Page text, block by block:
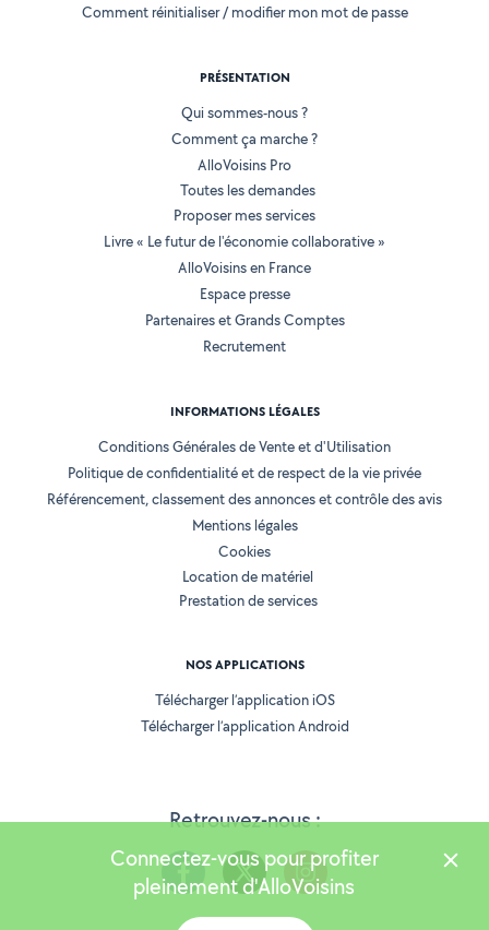
Retrouvez-nous :
Comment réinitialiser / modifier mon mot de passe
PRÉSENTATION
Qui sommes-nous ?
Comment ça marche ?
AlloVoisins Pro
Toutes les demandes
Proposer mes services
Livre « Le futur de l'économie collaborative »
AlloVoisins en France
Espace presse
Partenaires et Grands Comptes
Recrutement
INFORMATIONS LÉGALES
Conditions Générales de Vente et d'Utilisation
Politique de confidentialité et de respect de la vie privée
Référencement, classement des annonces et contrôle des avis
Mentions légales
Cookies
Location de matériel
Prestation de services
NOS APPLICATIONS
Télécharger l’application iOS
Télécharger l’application Android
Connectez-vous pour profiter
pleinement d'AlloVoisins